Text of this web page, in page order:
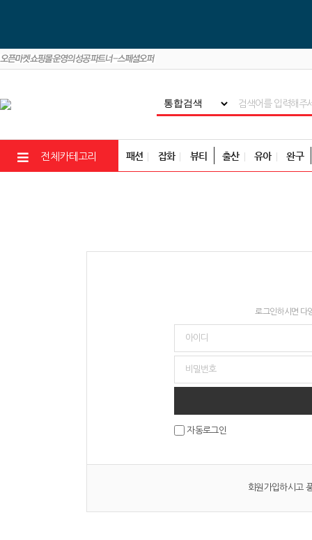
전체카테고리 패션 잡화 뷰티 출산 유아 완구
로그인하시면 다
자동로그인
회원가입하시고